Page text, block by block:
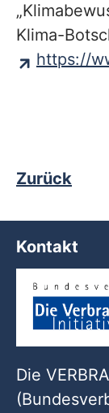
Klima-
https://
Zurück
Kontakt
Die